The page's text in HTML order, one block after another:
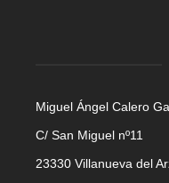
Miguel Ángel Calero
C/ San Miguel nº11
23330 Villanueva del